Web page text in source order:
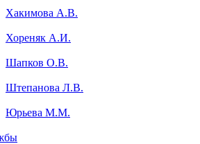
Хакимова А.В.
Хореняк А.И.
Шапков О.В.
Штепанова Л.В.
Юрьева М.М.